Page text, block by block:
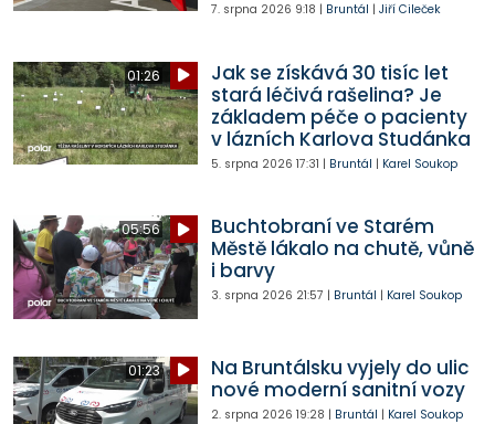
7. srpna 2026 9:18 | Bruntál | Jiří Cileček
01:26
Jak se získává 30 tisíc let
stará léčivá rašelina? Je
základem péče o pacienty
v lázních Karlova Studánka
5. srpna 2026 17:31 | Bruntál | Karel Soukop
05:56
Buchtobraní ve Starém
Městě lákalo na chutě, vůně
i barvy
3. srpna 2026 21:57 | Bruntál | Karel Soukop
01:23
Na Bruntálsku vyjely do ulic
nové moderní sanitní vozy
2. srpna 2026 19:28 | Bruntál | Karel Soukop